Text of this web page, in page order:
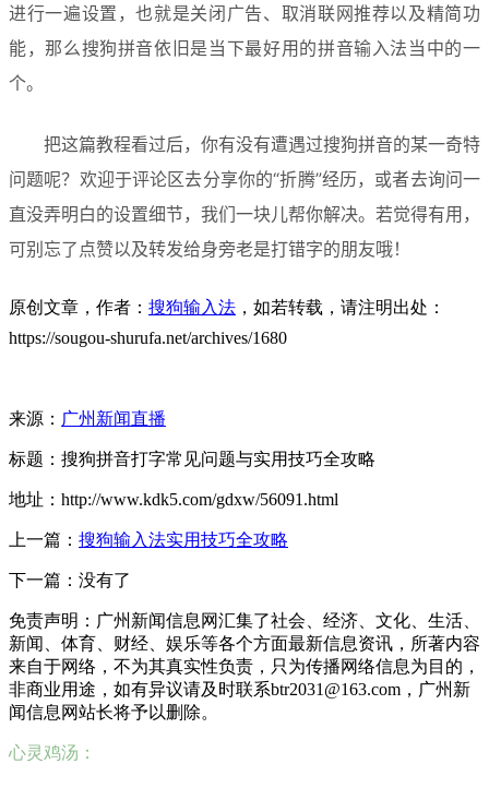
进行一遍设置，也就是关闭广告、取消联网推荐以及精简功
能，那么搜狗拼音依旧是当下最好用的拼音输入法当中的一
个。
把这篇教程看过后，你有没有遭遇过搜狗拼音的某一奇特
问题呢？欢迎于评论区去分享你的“折腾”经历，或者去询问一
直没弄明白的设置细节，我们一块儿帮你解决。若觉得有用，
可别忘了点赞以及转发给身旁老是打错字的朋友哦！
原创文章，作者： 搜狗输入法 ，如若转载，请注明出处：
https://sougou-shurufa.net/archives/1680
来源： 广州新闻直播
标题：搜狗拼音打字常见问题与实用技巧全攻略
地址：http://www.kdk5.com/gdxw/56091.html
上一篇： 搜狗输入法实用技巧全攻略
下一篇：没有了
免责声明：广州新闻信息网汇集了社会、经济、文化、生活、
新闻、体育、财经、娱乐等各个方面最新信息资讯，所著内容
来自于网络，不为其真实性负责，只为传播网络信息为目的，
非商业用途，如有异议请及时联系btr2031@163.com，广州新
闻信息网站长将予以删除。
心灵鸡汤：